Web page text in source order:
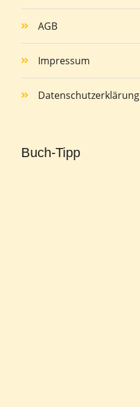
AGB
Impressum
Datenschutzerklärung
Buch-Tipp